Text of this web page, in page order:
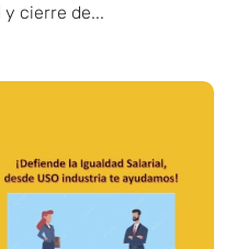
cierre de...